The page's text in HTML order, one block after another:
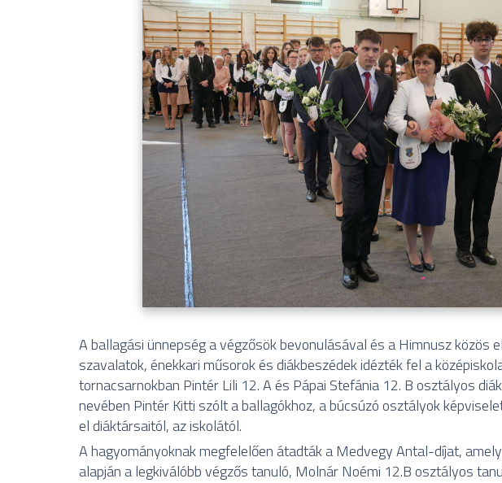
A ballagási ünnepség a végzősök bevonulásával és a Himnusz közös
szavalatok, énekkari műsorok és diákbeszédek idézték fel a
tornacsarnokban Pintér Lili 12. A és Pápai Stefánia 12. B osztályos
nevében Pintér Kitti szólt a ballagókhoz, a búcsúzó osztályok
el diáktársaitól, az iskolától.
A hagyományoknak megfelelően átadták a Medvegy Antal-díjat,
alapján a legkiválóbb végzős tanuló, Molnár Noémi 12.B osztályos